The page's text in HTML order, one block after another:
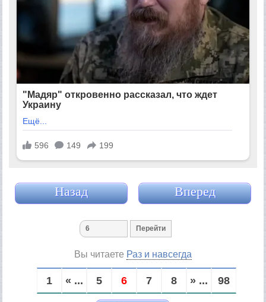
Назад Вперед
Вы читаете Раз и навсегда
1 « ... 5 6 7 8 » ... 98